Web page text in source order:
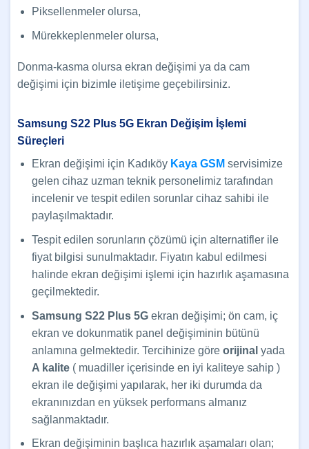
Piksellenmeler olursa,
Mürekkeplenmeler olursa,
Donma-kasma olursa ekran değişimi ya da cam
değişimi için bizimle iletişime geçebilirsiniz.
Samsung S22 Plus 5G Ekran Değişim İşlemi
Süreçleri
Ekran değişimi için Kadıköy Kaya GSM servisimize
gelen cihaz uzman teknik personelimiz tarafından
incelenir ve tespit edilen sorunlar cihaz sahibi ile
paylaşılmaktadır.
Tespit edilen sorunların çözümü için alternatifler ile
fiyat bilgisi sunulmaktadır. Fiyatın kabul edilmesi
halinde ekran değişimi işlemi için hazırlık aşamasına
geçilmektedir.
Samsung S22 Plus 5Gekran değişimi; ön cam, iç
ekran ve dokunmatik panel değişiminin bütünü
anlamına gelmektedir. Tercihinize göre orijinal yada
A kalite( muadiller içerisinde en iyi kaliteye sahip )
ekran ile değişimi yapılarak, her iki durumda da
ekranınızdan en yüksek performans almanız
sağlanmaktadır.
Ekran değişiminin başlıca hazırlık aşamaları olan;